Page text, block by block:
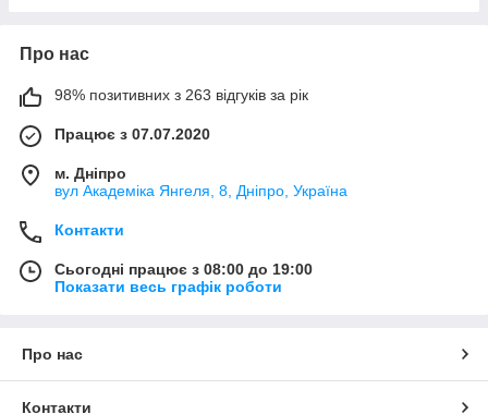
Про нас
98% позитивних з 263 відгуків за рік
Працює з 07.07.2020
м. Дніпро
вул Академіка Янгеля, 8, Дніпро, Україна
Контакти
Сьогодні працює з 08:00 до 19:00
Показати весь графік роботи
Про нас
Контакти